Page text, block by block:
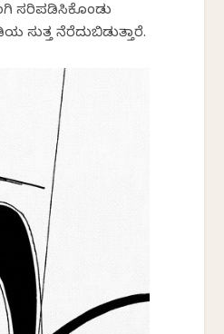
ಸರಿಪಡಿಸಿಕೊಂಡು
ಸುತ್ತ ನೆರೆದುಬಿಡುತ್ತಾರೆ.